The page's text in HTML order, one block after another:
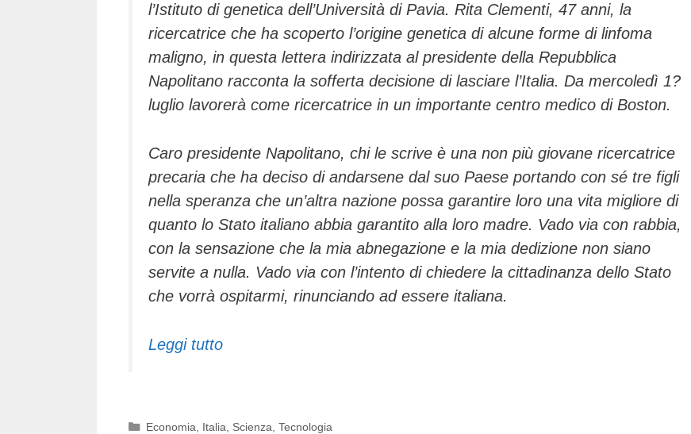
l’Istituto di geneti­ca dell’Università di Pavia. Rita Cle­menti, 47 anni, la
ricercatrice che ha scoperto l’origi­ne genetica di alcune forme di lin­foma
maligno, in questa lettera in­dirizzata al presidente della Re­pubblica
Napolitano racconta la sofferta decisione di lasciare l’Ita­lia. Da mercoledì 1?
luglio lavorerà come ricercatrice in un importan­te centro medico di Boston.
Caro presidente Napolitano, chi le scrive è una non più giovane ricercatrice
precaria che ha deciso di andarsene dal suo Paese portando con sé tre figli
nella speranza che un’altra nazione possa garantire loro una vita migliore di
quanto lo Stato italiano abbia garantito al­la loro madre. Vado via con rab­bia,
con la sensazione che la mia abnegazione e la mia dedi­zione non siano
servite a nulla. Vado via con l’intento di chie­dere la cittadinanza dello Stato
che vorrà ospitarmi, rinuncian­do ad essere italiana.
Leggi tutto
Categorie
Economia Italia Scienza Tecnologia